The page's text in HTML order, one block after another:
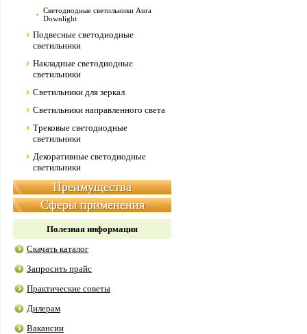
Светодиодные светильники Aura
Downlight
Подвесные светодиодные
светильники
Накладные светодиодные
светильники
Светильники для зеркал
Светильники направленного света
Трековые светодиодные
светильники
Декоративные светодиодные
светильники
Преимущества
Сферы применения
Полезная информация
Скачать каталог
Запросить прайс
Практические советы
Дилерам
Вакансии